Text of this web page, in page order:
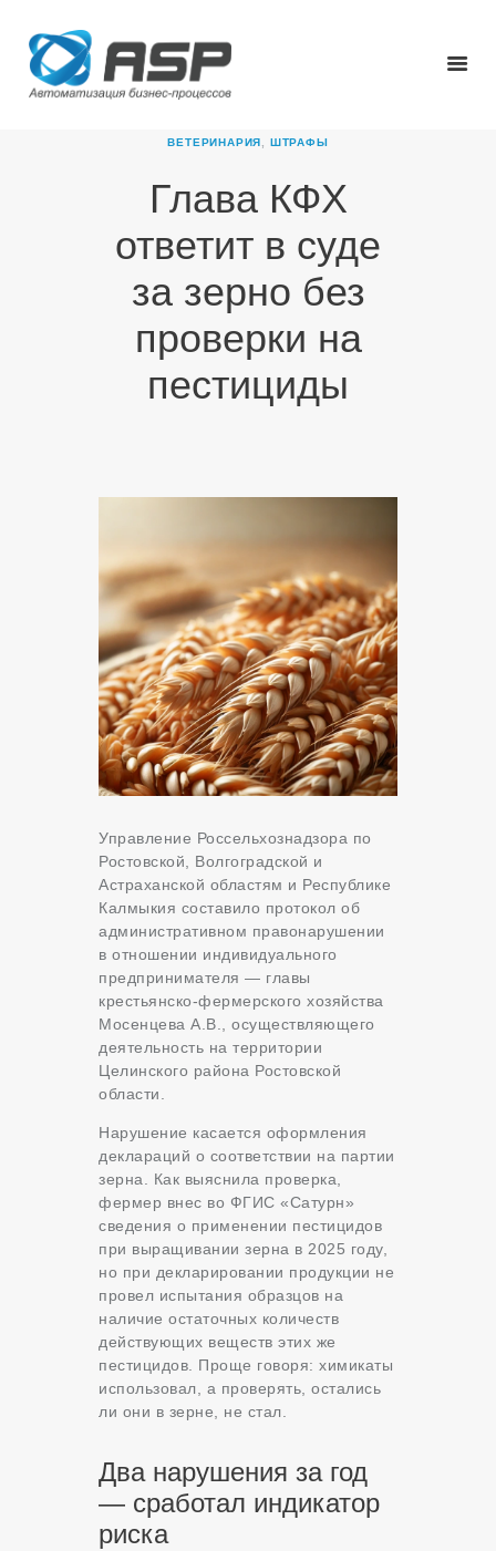
ВЕТЕРИНАРИЯ ШТРАФЫ
Глава КФХ
ответит в суде
за зерно без
проверки на
пестициды
ГЛАВНАЯ
О КОМПАНИИ
НОВОСТИ
КАРЬЕРА
ПАРТНЕРЫ
КОНТАКТЫ
Управление Россельхознадзора по
Ростовской, Волгоградской и
Астраханской областям и Республике
Калмыкия составило протокол об
административном правонарушении
в отношении индивидуального
предпринимателя — главы
крестьянско-фермерского хозяйства
Мосенцева А.В., осуществляющего
деятельность на территории
Целинского района Ростовской
области.
Нарушение касается оформления
деклараций о соответствии на партии
зерна. Как выяснила проверка,
фермер внес во ФГИС «Сатурн»
сведения о применении пестицидов
при выращивании зерна в 2025 году,
но при декларировании продукции не
провел испытания образцов на
наличие остаточных количеств
действующих веществ этих же
пестицидов. Проще говоря: химикаты
использовал, а проверять, остались
ли они в зерне, не стал.
Два нарушения за год
— сработал индикатор
риска